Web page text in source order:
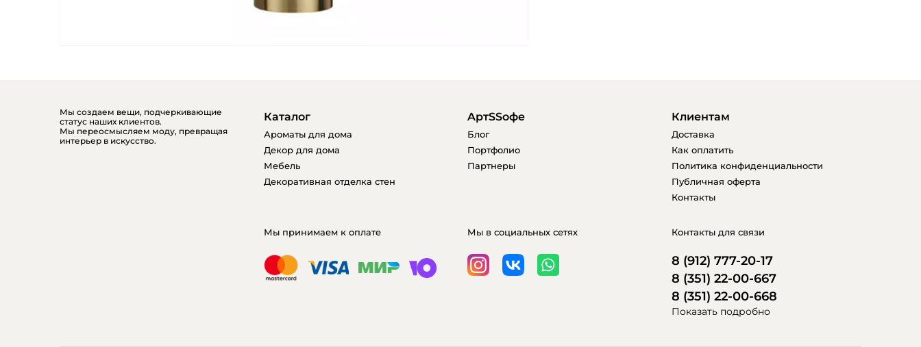
Мы создаем вещи, подчеркивающие
статус наших клиентов.
Мы переосмысляем моду, превращая
интерьер в искусство.
Каталог
Ароматы для дома
Декор для дома
Мебель
Декоративная отделка стен
AртSSофе
Блог
Портфолио
Партнеры
Клиентам
Доставка
Как оплатить
Политика конфиденциальности
Публичная оферта
Контакты
Мы принимаем к оплате Мы в социальных сетях Контакты для связи
8 (912) 777-20-17
8 (351) 22-00-667
8 (351) 22-00-668
Показать подробно